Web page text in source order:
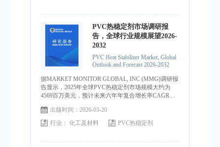
PVC热稳定剂市场调研报
告，全球行业规模展望2026-
2032
PVC Heat Stabilizer Market, Global
Outlook and Forecast 2026-2032
据MARKET MONITOR GLOBAL, INC (MMG)调研报
告显示，2025年全球PVC热稳定剂市场规模大约为
4569百万美元，预计未来六年年复合增长率CAGR为
出版时间：2026-03-20
行业：化工及材料 PVC热稳定剂